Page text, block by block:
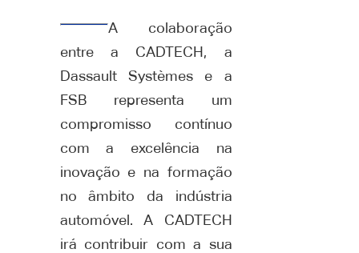
A colaboração
entre a CADTECH, a
Dassault Systèmes e a
FSB representa um
compromisso contínuo
com a excelência na
inovação e na formação
no âmbito da indústria
automóvel. A CADTECH
irá contribuir com a sua